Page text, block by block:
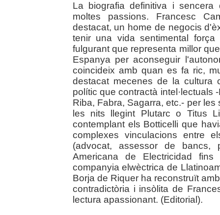
La biografia definitiva i
moltes passions. Francesc
destacat, un home de negocis
tenir una vida sentimental
fulgurant que representa millor
Espanya per aconseguir
coincideix amb quan es fa ric,
destacat mecenes de la cultura
polític que contractà intel·lectuals
Riba, Fabra, Sagarra, etc.- per
les nits llegint Plutarc o Titus
contemplant els Botticelli que
complexes vinculacions entre
(advocat, assessor de bancs,
Americana de Electricidad
companyia elwèctrica de
Borja de Riquer ha reconstruït
contradictòria i insòlita de
lectura apassionant. (Editorial).